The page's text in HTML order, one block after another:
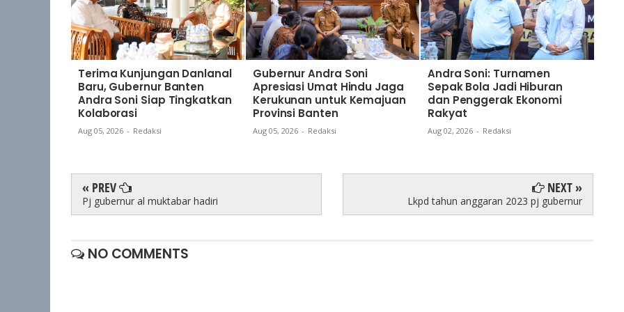
Terima Kunjungan Danlanal
Baru, Gubernur Banten
Andra Soni Siap Tingkatkan
Kolaborasi
Aug 05, 2026 - Redaksi
Gubernur Andra Soni
Apresiasi Umat Hindu Jaga
Kerukunan untuk Kemajuan
Provinsi Banten
Aug 05, 2026 - Redaksi
Andra Soni: Turnamen
Sepak Bola Jadi Hiburan
dan Penggerak Ekonomi
Rakyat
Aug 02, 2026 - Redaksi
« PREV
Pj gubernur al muktabar hadiri
NEXT »
Lkpd tahun anggaran 2023 pj gubernur
NO COMMENTS